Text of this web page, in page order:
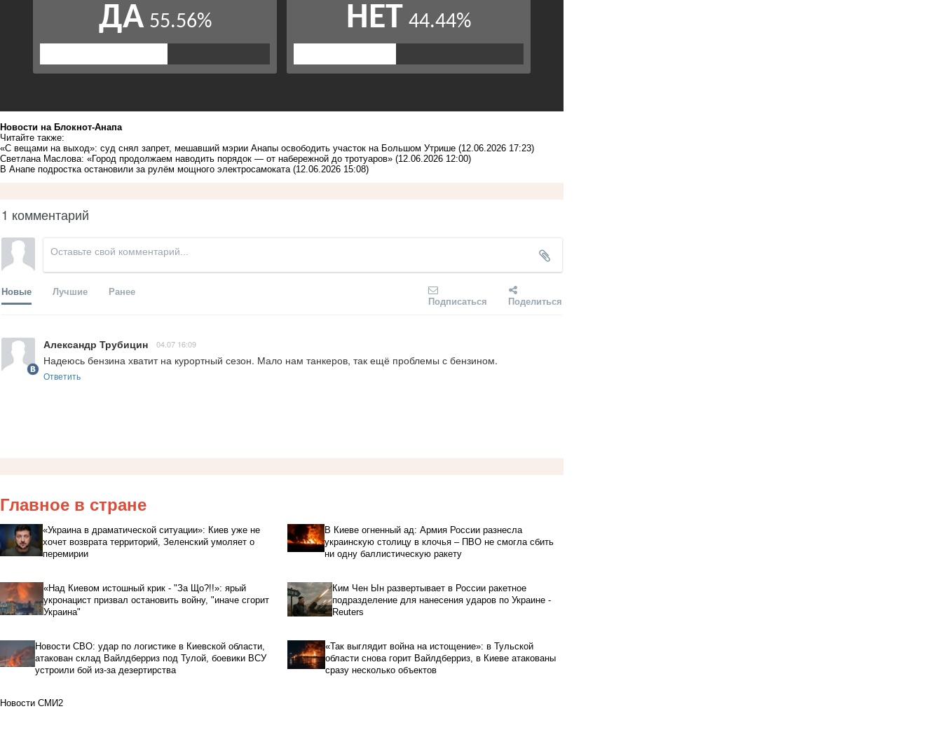
Новости на Блoкнoт-Анапа
Читайте также:
«С вещами на выход»: суд снял запрет, мешавший мэрии Анапы освободить участок на Большом Утрише (12.06.2026 17:23)
Светлана Маслова: «Город продолжаем наводить порядок — от набережной до тротуаров» (12.06.2026 12:00)
В Анапе подростка остановили за рулём мощного электросамоката (12.06.2026 15:08)
1 комментарий
Новые Лучшие Ранее
Подписаться Поделиться
Александр Трубицин 04.07 16:09
Надеюсь бензина хватит на курортный сезон. Мало нам танкеров, так ещё проблемы с бензином.
Ответить
Главное в стране
«Украина в драматической ситуации»: Киев уже не
хочет возврата территорий, Зеленский умоляет о
перемирии
В Киеве огненный ад: Армия России разнесла
украинскую столицу в клочья – ПВО не смогла сбить
ни одну баллистическую ракету
«Над Киевом истошный крик - "За Що?!!»: ярый
укронацист призвал остановить войну, "иначе сгорит
Украина"
Ким Чен Ын развертывает в России ракетное
подразделение для нанесения ударов по Украине -
Reuters
Новости СВО: удар по логистике в Киевской области,
атакован склад Вайлдберриз под Тулой, боевики ВСУ
устроили бой из-за дезертирства
«Так выглядит война на истощение»: в Тульской
области снова горит Вайлдберриз, в Киеве атакованы
сразу несколько объектов
Новости СМИ2